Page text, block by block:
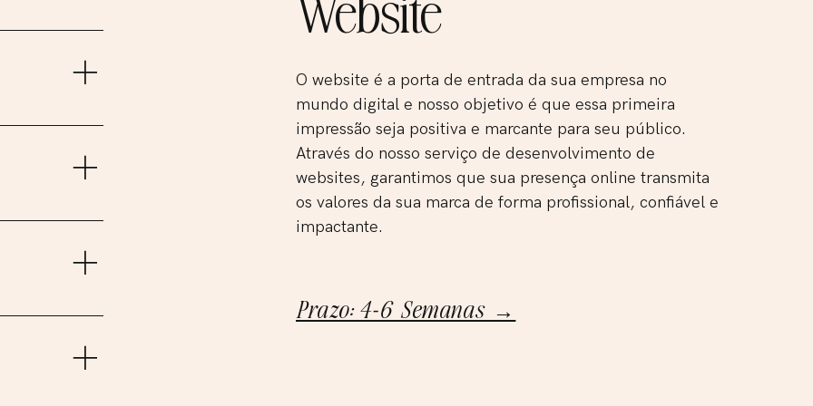
para os
incrível para
mood board,
fazer toda a
e
cartão de
O website é a porta de entrada da sua empresa no
mundo digital e nosso objetivo é que essa primeira
impressão seja positiva e marcante para seu público.
Através do nosso serviço de desenvolvimento de
websites, garantimos que sua presença online transmita
os valores da sua marca de forma profissional, confiável e
impactante.
Prazo: 4-6 Semanas →